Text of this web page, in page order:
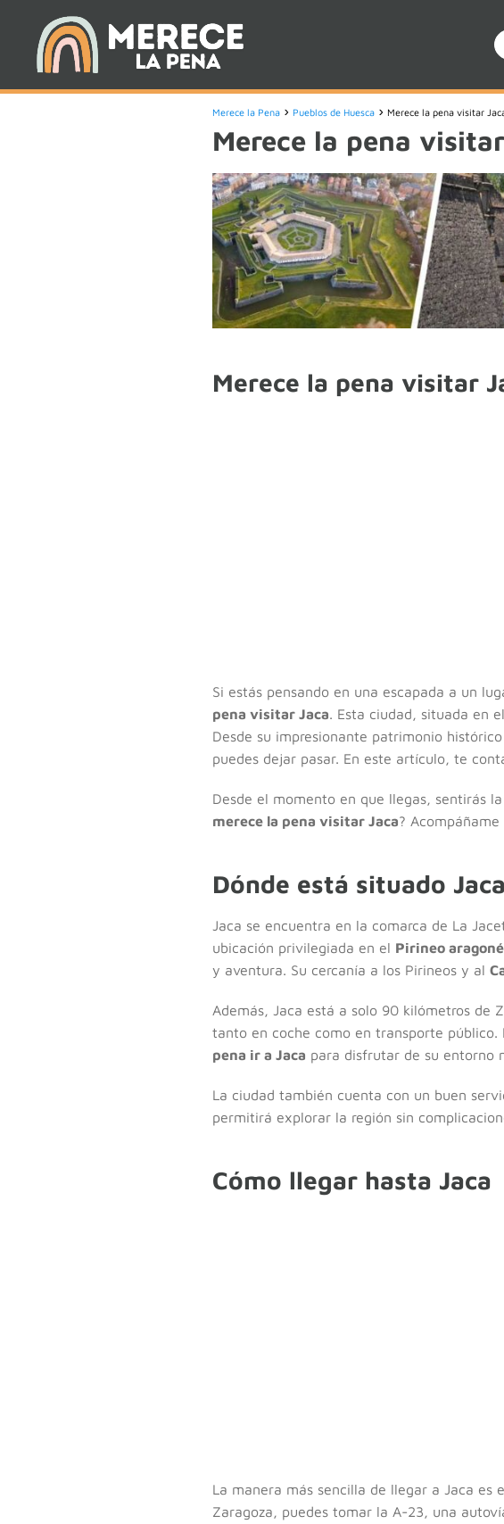
Merece la Pena Pueblos de Huesca Merece la pena visitar
Merece la pena
Merece la pena visitar
Si estás pensando en una escapada a un
pena visitar Jaca. Esta ciudad, situada en
Desde su impresionante patrimonio
puedes dejar pasar. En este artículo, te
Desde el momento en que llegas, sentirás
merece la pena visitar Jaca?
Dónde está situado Jaca
Jaca se encuentra en la comarca de La
ubicación privilegiada en el Pirineo
y aventura. Su cercanía a los Pirineos y al
Además, Jaca está a solo 90 kilómetros de
tanto en coche como en transporte
pena ir a Jaca para disfrutar de su entorno
La ciudad también cuenta con un buen
permitirá explorar la región sin
Cómo llegar hasta Jaca
La manera más sencilla de llegar a Jaca
Zaragoza, puedes tomar la A-23, una